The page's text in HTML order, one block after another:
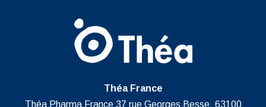
Théa France
Théa Pharma France 37 rue Georges Besse, 63100